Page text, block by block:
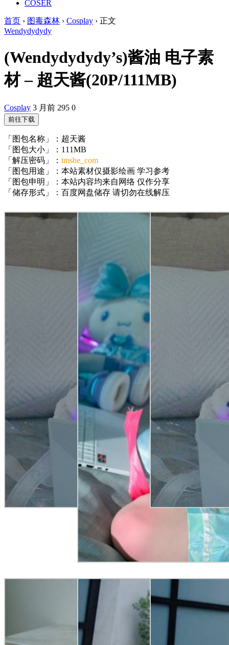
COSER
首页 › 图毒森林 › Cosplay › 正文
Wendydydydy
(Wendydydydy’s)酱油 电子素
材 – 超天酱(20P/111MB)
Cosplay 3 月前 295 0
前往下载
「图包名称」：超天酱
「图包大小」：111MB
「解压密码」： tmshe_com
「图包用途」：本站素材仅摄影绘画 学习参考
「图包申明」：本站内容均来自网络 仅作分享
「储存形式」：百度网盘储存 请切勿在线解压